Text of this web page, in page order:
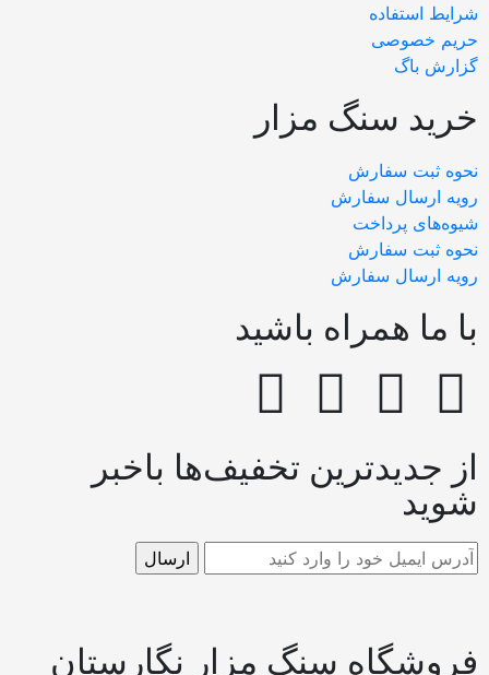
استفاده
خصوصی
باگ
سنگ مزار
ثبت سفارش
ارسال سفارش
پرداخت
ثبت سفارش
ارسال سفارش
ما همراه باشید
جدیدترین تخفیف‌ها باخبر
سنگ مزار نگارستان